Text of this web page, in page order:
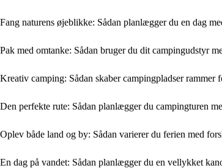
Fang naturens øjeblikke: Sådan planlægger du en dag
Pak med omtanke: Sådan bruger du dit campingudstyr
Kreativ camping: Sådan skaber campingpladser rammer
Den perfekte rute: Sådan planlægger du campingturen
Oplev både land og by: Sådan varierer du ferien med
En dag på vandet: Sådan planlægger du en vellykket